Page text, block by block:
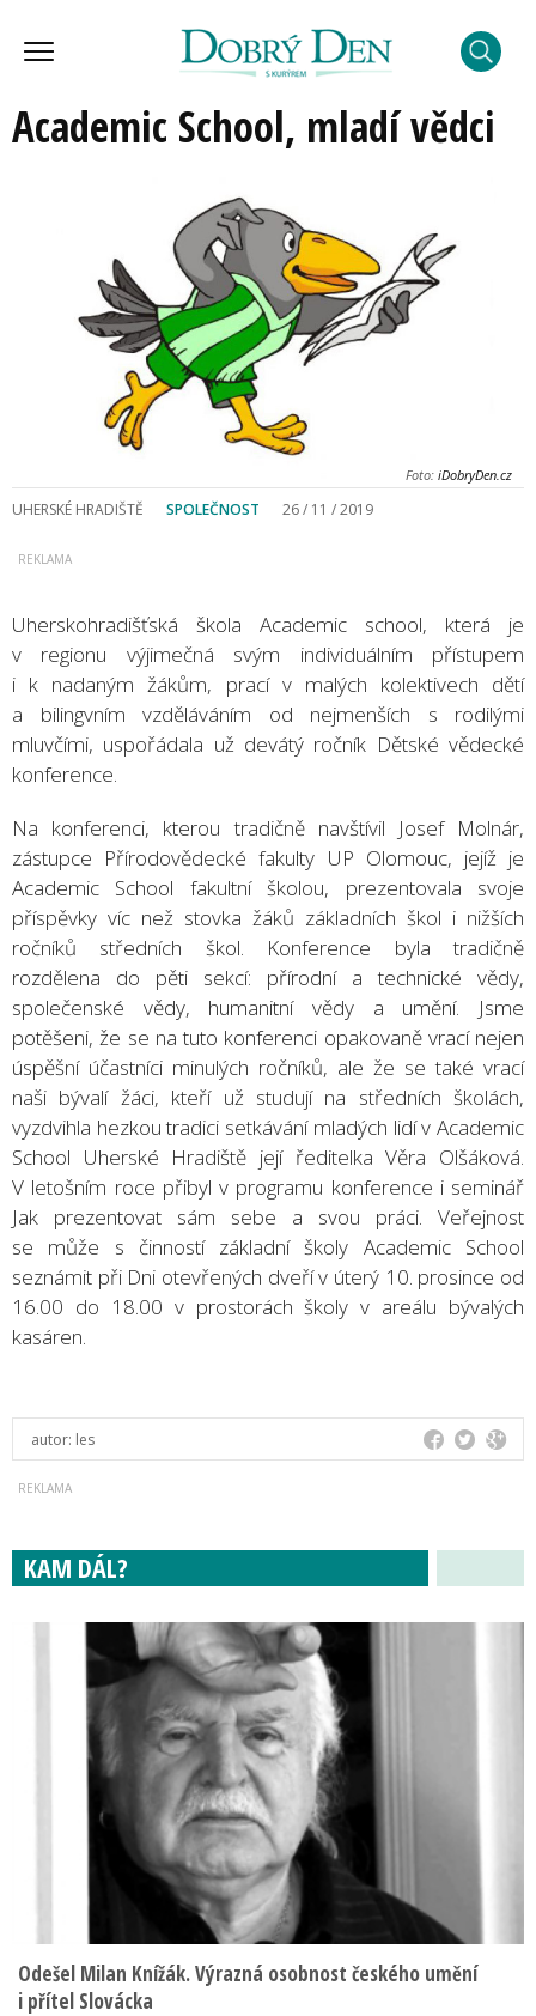
Academic School, mladí vědci
Foto: iDobryDen.cz
UHERSKÉ HRADIŠTĚ SPOLEČNOST 26 / 11 / 2019
Uherskohradišťská škola Academic school, která je
v regionu výjimečná svým individuálním přístupem
i k nadaným žákům, prací v malých kolektivech dětí
a bilingvním vzděláváním od nejmenších s rodilými
mluvčími, uspořádala už devátý ročník Dětské vědecké
konference.
Na konferenci, kterou tradičně navštívil Josef Molnár,
zástupce Přírodovědecké fakulty UP Olomouc, jejíž je
Academic School fakultní školou, prezentovala svoje
příspěvky víc než stovka žáků základních škol i nižších
ročníků středních škol. Konference byla tradičně
rozdělena do pěti sekcí: přírodní a technické vědy,
společenské vědy, humanitní vědy a umění. Jsme
potěšeni, že se na tuto konferenci opakovaně vrací nejen
úspěšní účastníci minulých ročníků, ale že se také vrací
naši bývalí žáci, kteří už studují na středních školách,
vyzdvihla hezkou tradici setkávání mladých lidí v Academic
School Uherské Hradiště její ředitelka Věra Olšáková.
V letošním roce přibyl v programu konference i seminář
Jak prezentovat sám sebe a svou práci. Veřejnost
se může s činností základní školy Academic School
seznámit při Dni otevřených dveří v úterý 10. prosince od
16.00 do 18.00 v prostorách školy v areálu bývalých
kasáren.
autor: les
KAM DÁL?
Odešel Milan Knížák. Výrazná osobnost českého umění
i přítel Slovácka